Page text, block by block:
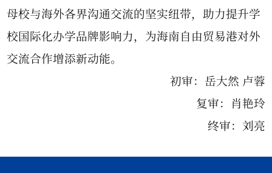
母校与海外各界沟通交流的坚实纽带，助力提升学
校国际化办学品牌影响力，为海南自由贸易港对外
交流合作增添新动能。
初审：岳大然 卢蓉
复审：肖艳玲
终审：刘亮